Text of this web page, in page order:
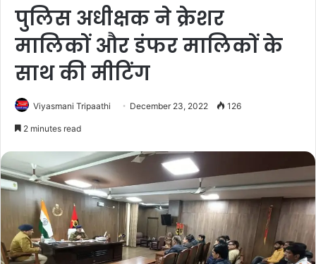
पुलिस अधीक्षक ने क्रेशर
मालिकों और डंफर मालिकों के
साथ की मीटिंग
Viyasmani Tripaathi December 23, 2022 126
2 minutes read